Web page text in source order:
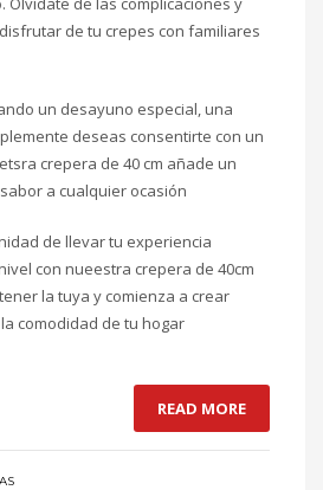
de tu crepes con familiares
un desayuno especial, una
deseas consentirte con un
crepera de 40 cm añade un
a cualquier ocasión
de llevar tu experiencia
con nueestra crepera de 40cm
la tuya y comienza a crear
comodidad de tu hogar
READ MORE